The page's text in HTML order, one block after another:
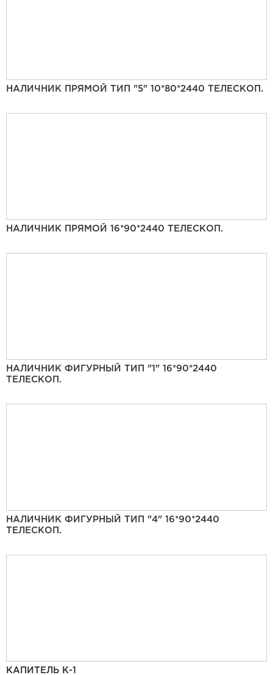
НАЛИЧНИК ПРЯМОЙ ТИП "5" 10*80*2440 ТЕЛЕСКОП.
НАЛИЧНИК ПРЯМОЙ 16*90*2440 ТЕЛЕСКОП.
НАЛИЧНИК ФИГУРНЫЙ ТИП "1" 16*90*2440
ТЕЛЕСКОП.
НАЛИЧНИК ФИГУРНЫЙ ТИП "4" 16*90*2440
ТЕЛЕСКОП.
КАПИТЕЛЬ К-1